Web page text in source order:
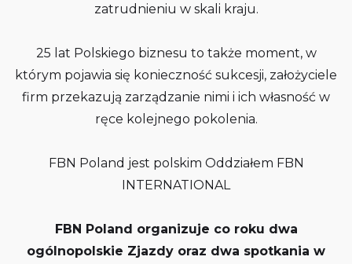
zatrudnieniu w skali kraju.
25 lat Polskiego biznesu to także moment, w
którym pojawia się konieczność sukcesji, założyciele
firm przekazują zarządzanie nimi i ich własność w
ręce kolejnego pokolenia.
FBN Poland jest polskim Oddziałem FBN
INTERNATIONAL
FBN Poland organizuje co roku dwa
ogólnopolskie Zjazdy oraz dwa spotkania w